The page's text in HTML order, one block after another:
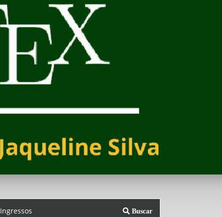
Ingressos Buscar